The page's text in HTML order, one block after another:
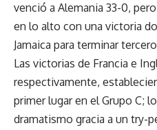
venció a Alemania 33-0,
en lo alto con una victoria
Jamaica para terminar
Las victorias de Francia e
respectivamente,
primer lugar en el Grupo C;
dramatismo gracia a un try-